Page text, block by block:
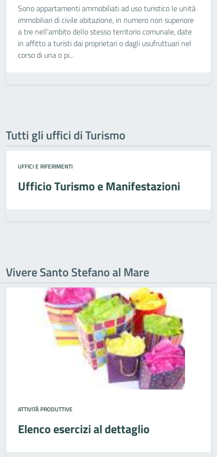
Sono appartamenti ammobiliati ad uso turistico le unità
immobiliari di civile abitazione, in numero non superiore
a tre nell'ambito dello stesso territorio comunale, date
in affitto a turisti dai proprietari o dagli usufruttuari nel
corso di una o pi...
Tutti gli uffici di Turismo
UFFICI E RIFERIMENTI
Ufficio Turismo e Manifestazioni
Vivere Santo Stefano al Mare
ATTIVITÀ PRODUTTIVE
Elenco esercizi al dettaglio